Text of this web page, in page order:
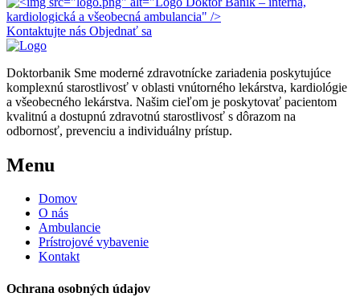
Kontaktujte nás Objednať sa
Doktorbanik Sme moderné zdravotnícke zariadenia poskytujúce
komplexnú starostlivosť v oblasti vnútorného lekárstva, kardiológie
a všeobecného lekárstva. Našim cieľom je poskytovať pacientom
kvalitnú a dostupnú zdravotnú starostlivosť s dôrazom na
odbornosť, prevenciu a individuálny prístup.
Menu
Domov
O nás
Ambulancie
Prístrojové vybavenie
Kontakt
Ochrana osobných údajov